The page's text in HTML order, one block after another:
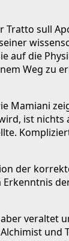
sull
die
Weg zu
Mamiani
ist
der